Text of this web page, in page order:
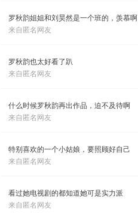
罗秋韵姐姐和刘昊然是一个班的，羡慕啊
来自匿名网友
罗秋韵也太好看了趴
来自匿名网友
什么时候罗秋韵再出作品，迫不及待啊
来自匿名网友
特别喜欢的一个小姑娘，要照顾好自己
来自匿名网友
看过她电视剧的都知道她可是实力派
来自匿名网友